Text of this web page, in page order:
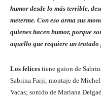
humor desde lo más terrible,
meterme. Con eso arma sus
quienes hacen humor, porque
aquello que requiere un
Los felices tiene guion de
Sabrina Farji; montaje de
Vacas; sonido de Mariana